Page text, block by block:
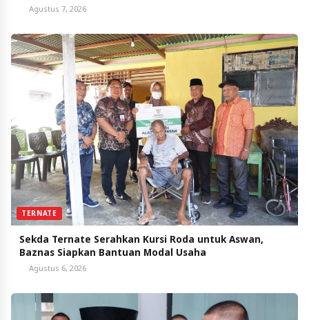
Agustus 7, 2026
TERNATE
Sekda Ternate Serahkan Kursi Roda untuk Aswan,
Baznas Siapkan Bantuan Modal Usaha
Agustus 6, 2026